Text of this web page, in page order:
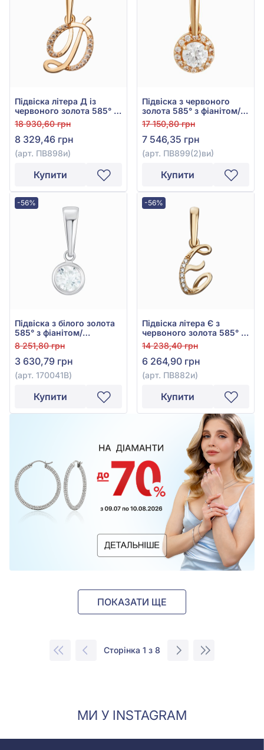
Підвіска літера Д із
червоного золота 585° з
фіанітом/куб.цирконієм,
арт. ПВ898и
18 930,60 грн
8 329,46 грн
(арт. ПВ898и)
Купити
Підвіска з червоного
золота 585° з фіанітом/
куб.цирконієм, арт.
ПВ899(2)ви
17 150,80 грн
7 546,35 грн
(арт. ПВ899(2)ви)
Купити
-56%
Підвіска з білого золота
585° з фіанітом/
куб.цирконієм, арт.
170041B
8 251,80 грн
3 630,79 грн
(арт. 170041B)
Купити
-56%
Підвіска літера Є з
червоного золота 585° з
фіанітом/куб.цирконієм,
арт. ПВ882и
14 238,40 грн
6 264,90 грн
(арт. ПВ882и)
Купити
ПОКАЗАТИ ЩЕ
Сторінка 1 з 8
МИ У INSTAGRAM